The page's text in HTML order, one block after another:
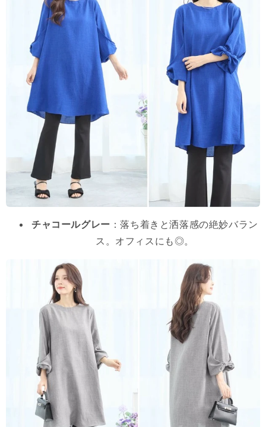
チャコールグレー ：落ち着きと洒落感の絶妙バラン
ス。オフィスにも◎。